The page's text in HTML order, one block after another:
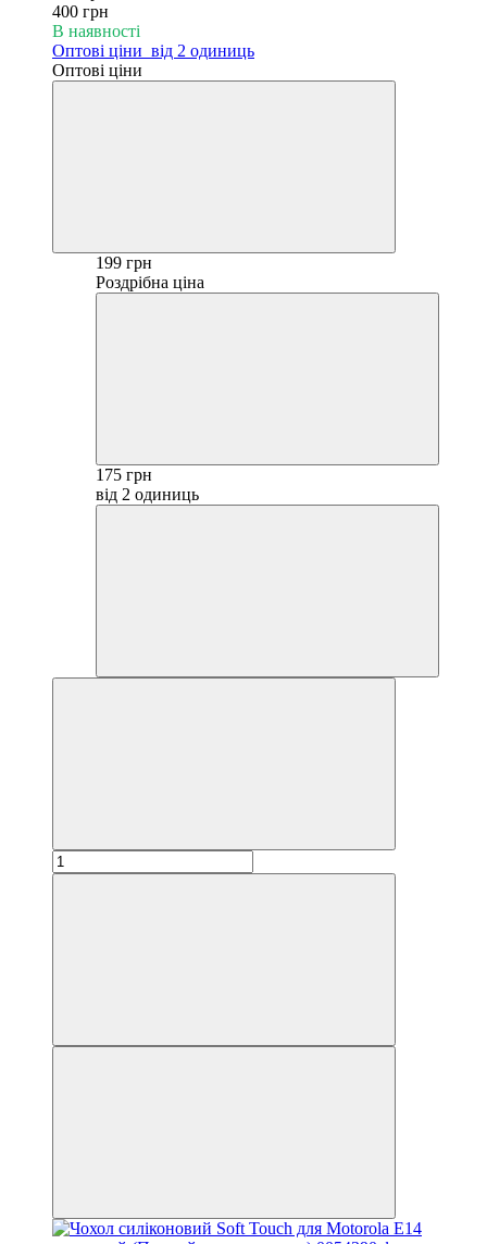
400 грн
В наявності
Оптові ціни від 2 одиниць
Оптові ціни
199 грн
Роздрібна ціна
175 грн
від 2 одиниць